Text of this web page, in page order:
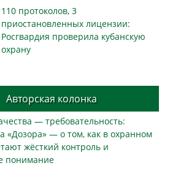
110 протоколов, 3
приостановленных лицензии:
Росгвардия проверила кубанскую
охрану
Авторская колонка
— требовательность:
«Дозора» — о том, как в охранном
жёсткий контроль и
понимание